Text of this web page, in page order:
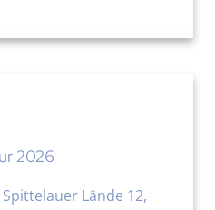
2026
Lände 12,